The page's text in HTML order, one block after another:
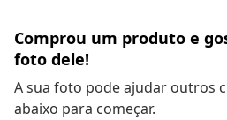
Comprou um produto e
foto dele!
A sua foto pode ajudar outros
abaixo para começar.